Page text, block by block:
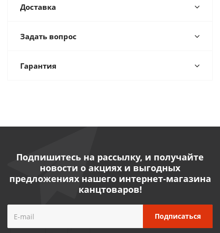
Доставка
Задать вопрос
Гарантия
Подпишитесь на рассылку, и получайте
новости о акциях и выгодных
предложениях нашего интернет-магазина
канцтоваров!